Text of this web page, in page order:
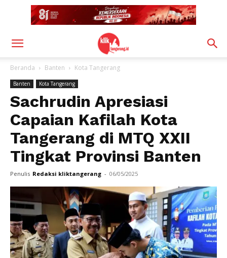
Beranda Banten Kota Tangerang
Banten Kota Tangerang
Sachrudin Apresiasi
Capaian Kafilah Kota
Tangerang di MTQ XXII
Tingkat Provinsi Banten
Penulis Redaksi kliktangerang - 06/05/2025